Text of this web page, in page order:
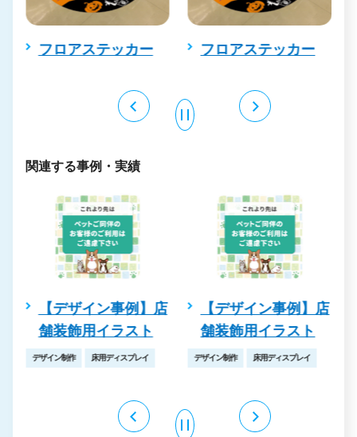
フロアステッカー フロアステッカー
関連する事例・実績
【デザイン事例】店
舗装飾用イラスト
デザイン制作 床用ディスプレイ
【デザイン事例】店
舗装飾用イラスト
デザイン制作 床用ディスプレイ